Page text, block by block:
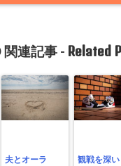
関連記事 - Related
夫とオーラ 観戦を深